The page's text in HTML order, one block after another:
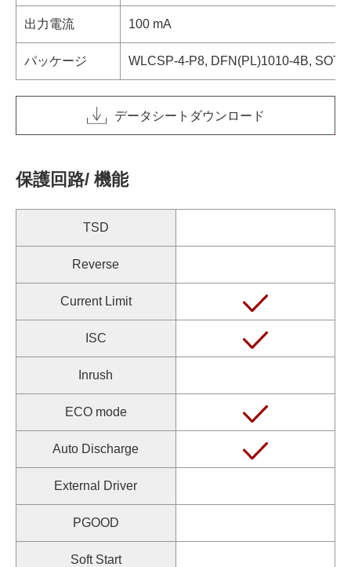
出力電流 100 mA
パッケージ WLCSP-4-P8, DFN(PL)1010-4B, SOT-
データシートダウンロード
保護回路/ 機能
TSD
Reverse
Current Limit
ISC
Inrush
ECO mode
Auto Discharge
External Driver
PGOOD
Soft Start